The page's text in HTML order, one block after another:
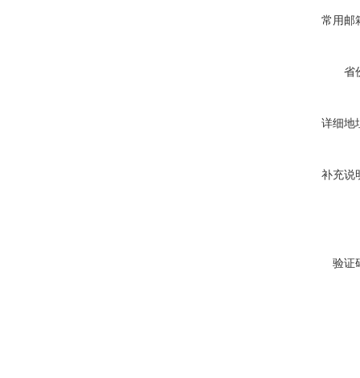
常用邮
省
详细地
补充说
验证